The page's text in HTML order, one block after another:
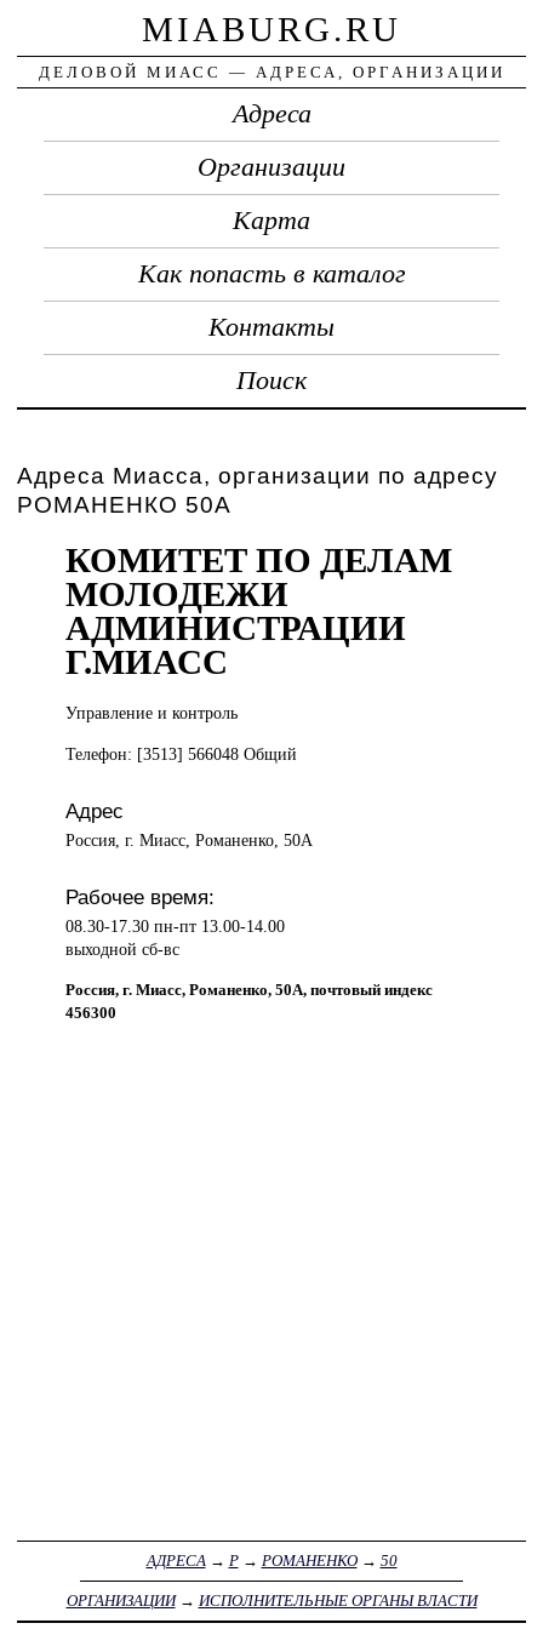
MIABURG.RU
ДЕЛОВОЙ МИАСС — АДРЕСА, ОРГАНИЗАЦИИ
Адреса
Организации
Карта
Как попасть в каталог
Контакты
Поиск
Адреса Миасса, организации по адресу
РОМАНЕНКО 50А
КОМИТЕТ ПО ДЕЛАМ
МОЛОДЕЖИ
АДМИНИСТРАЦИИ
Г.МИАСС
Управление иконтроль
Телефон: [3513] 566048 Общий
Адрес
Россия, г. Миасс, Романенко, 50А
Рабочее время:
08.30-17.30 пн-пт 13.00-14.00
выходной сб-вс
Россия, г. Миасс, Романенко, 50А, почтовый индекс
456300
АДРЕСА→ Р→ РОМАНЕНКО→ 50
ОРГАНИЗАЦИИ→ ИСПОЛНИТЕЛЬНЫЕ ОРГАНЫ ВЛАСТИ